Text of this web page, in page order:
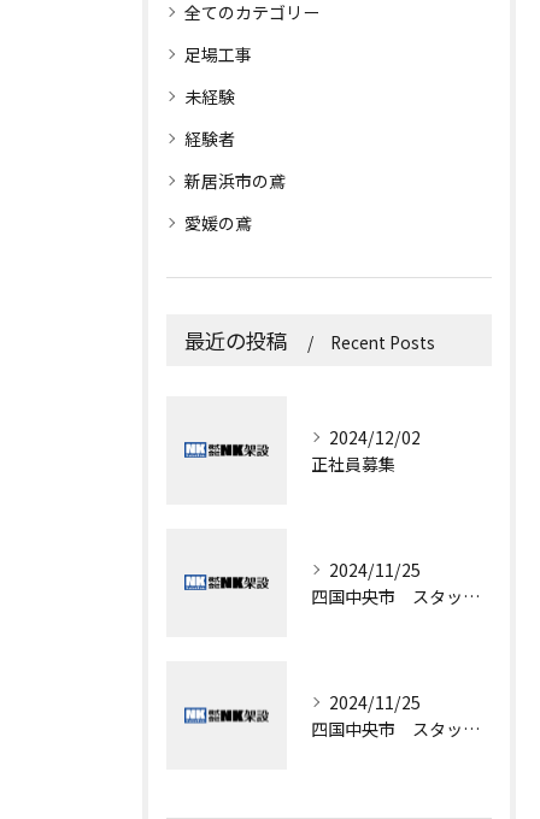
全てのカテゴリー
足場工事
未経験
経験者
新居浜市の鳶
愛媛の鳶
最近の投稿 Recent Posts
2024/12/02
正社員募集
2024/11/25
四国中央市 スタッフ募集
2024/11/25
四国中央市 スタッフ募集